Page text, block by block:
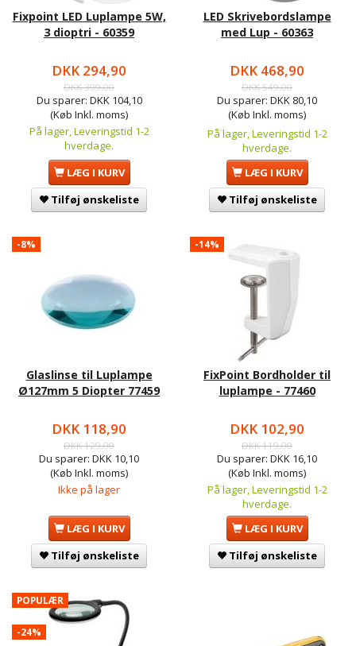
Fixpoint LED Luplampe 5W,
3 dioptri - 60359
DKK 294,90
DKK 399,00
Du sparer: DKK 104,10
(Køb Inkl. moms)
På lager, Leveringstid 1-2
hverdage.
LÆG I KURV
Tilføj ønskeliste
LED Skrivebordslampe
med Lup - 60363
DKK 468,90
DKK 549,00
Du sparer: DKK 80,10
(Køb Inkl. moms)
På lager, Leveringstid 1-2
hverdage.
LÆG I KURV
Tilføj ønskeliste
-8%
Glaslinse til Luplampe
Ø127mm 5 Diopter 77459
DKK 118,90
DKK 129,00
Du sparer: DKK 10,10
(Køb Inkl. moms)
Ikke på lager
LÆG I KURV
Tilføj ønskeliste
-14%
FixPoint Bordholder til
luplampe - 77460
DKK 102,90
DKK 119,00
Du sparer: DKK 16,10
(Køb Inkl. moms)
På lager, Leveringstid 1-2
hverdage.
LÆG I KURV
Tilføj ønskeliste
POPULÆR
-24%